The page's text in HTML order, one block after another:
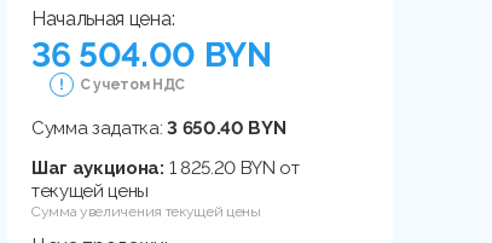
Начальная цена:
36 504.00 BYN
С учетом НДС
Сумма задатка:3 650.40 BYN
Шаг аукциона: 1 825.20 BYN от
текущей цены
Сумма увеличения текущей цены